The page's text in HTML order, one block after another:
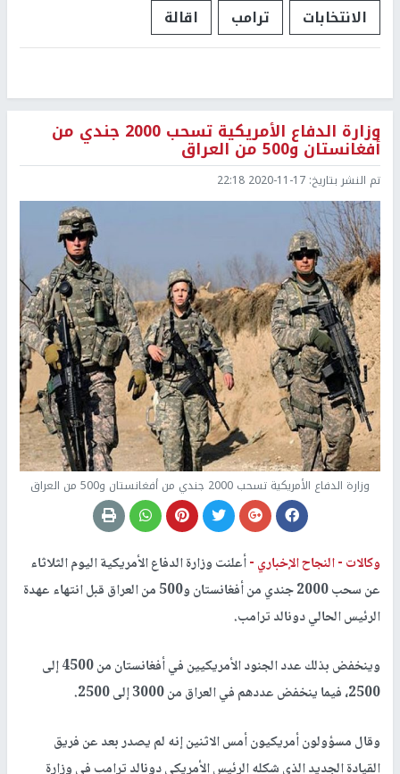
الانتخابات
ترامب اقالة
وزارة الدفاع الأمريكية تسحب 2000 جندي من
أفغانستان و500 من العراق
تم النشر بتاريخ: 2020-11-17 22:18
وزارة الدفاع الأمريكية تسحب 2000 جندي من أفغانستان و500 من العراق
وكالات -النجاح الإخباري -أعلنت وزارة الدفاع الأمريكية اليوم الثلاثاء
عن سحب 2000 جندي من أفغانستان و500 من العراق قبل انتهاء عهدة
الرئيس الحالي دونالد ترامب.
وينخفض بذلك عدد الجنود الأمريكيين في أفغانستان من 4500 إلى
2500، فيما ينخفض عددهم في العراق من 3000 إلى 2500.
وقال مسؤولون أمريكيون أمس الاثنين إنه لم يصدر بعد عن فريق